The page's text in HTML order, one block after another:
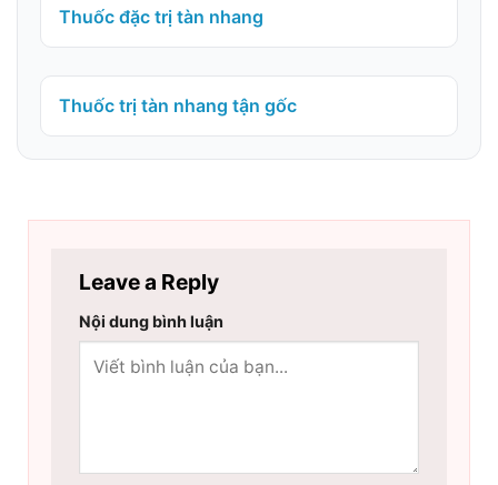
Thuốc đặc trị tàn nhang
Thuốc trị tàn nhang tận gốc
Leave a Reply
Nội dung bình luận